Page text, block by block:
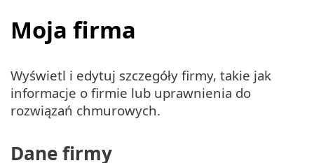
Moja firma
Wyświetl i edytuj szczegóły firmy, takie jak
informacje o firmie lub uprawnienia do
rozwiązań chmurowych.
Dane firmy